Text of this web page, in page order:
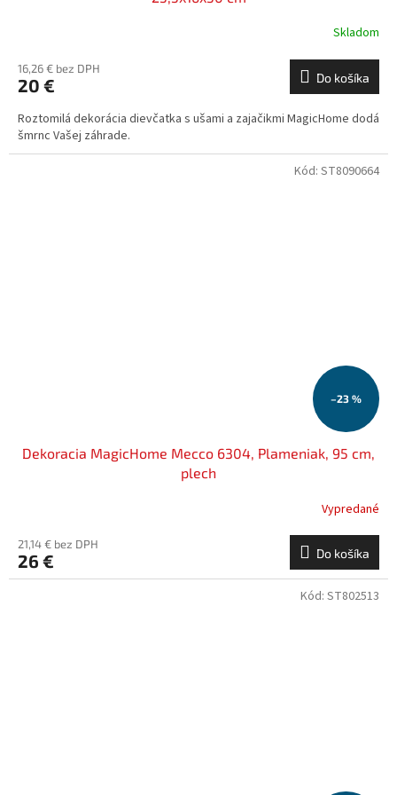
Skladom
16,26 € bez DPH
20 € Do košíka
Roztomilá dekorácia dievčatka s ušami a zajačikmi MagicHome dodá
šmrnc Vašej záhrade.
–23 %
Dekoracia MagicHome Mecco 6304, Plameniak, 95 cm,
plech
Vypredané
21,14 € bez DPH
26 € Do košíka
Kód: ST8090664
Kód: ST802513